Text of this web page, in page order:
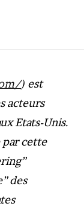
) est
acteurs
Etats-Unis.
cette
des